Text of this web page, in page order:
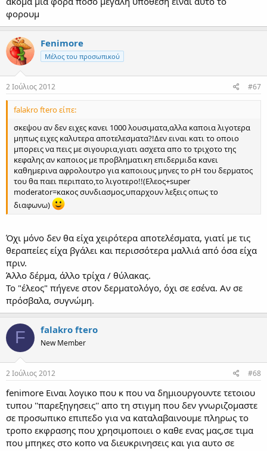
φορουμ
Fenimore
Μέλος του προσωπικού
2 Ιούλιος 2012 #67
falakro ftero είπε:
σκεψου αν δεν ειχες κανει 1000 λουσιματα,αλλα καποια λιγοτερα
μηπως ειχες καλυτερα αποτελεσματα?!Δεν ειναι κατι το οποιο
μπορεις να πεις με σιγουρια,γιατι ασχετα απο το τριχοτο της
κεφαλης αν καποιος με προβληματικη επιδερμιδα κανει
καθημερινα αφρολουτρο για καποιους μηνες το ρΗ του δερματος
του θα παει περιπατο,το λιγοτερο!!(Ελεος+super
moderator=κακος συνδιασμος,υπαρχουν λεξεις οπως το
διαφωνω)
Όχι μόνο δεν θα είχα χειρότερα αποτελέσματα, γιατί με τις
θεραπείες είχα βγάλει και περισσότερα μαλλιά από όσα είχα
πριν.
Άλλο δέρμα, άλλο τρίχα / θύλακας.
Το "έλεος" πήγενε στον δερματολόγο, όχι σε εσένα. Αν σε
πρόσβαλα, συγνώμη.
F falakro ftero
New Member
2 Ιούλιος 2012 #68
fenimore Ειναι λογικο που κ που να δημιουργουντε τετοιου
τυπου ''παρεξηγησεις'' απο τη στιγμη που δεν γνωριζομαστε
σε προσωπικο επιπεδο για να καταλαβαινουμε πληρως το
τροπο εκφρασης που χρησιμοποιει ο καθε ενας μας,σε τιμα
που μπηκες στο κοπο να διευκρινησεις και για αυτο σε